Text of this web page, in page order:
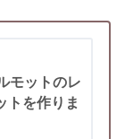
モットのレ
トを作りま